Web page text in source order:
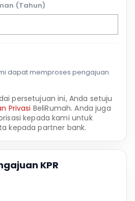
(Tahun)
dapat memproses pengajuan
persetujuan ini, Anda setuju
Privasi BeliRumah. Anda juga
kepada kami untuk
kepada partner bank.
KPR